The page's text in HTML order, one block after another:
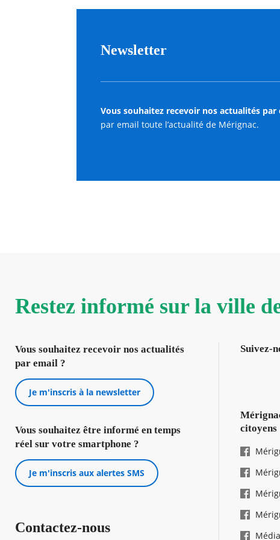
Newsletter
Vous souhaitez recevoir nos actualités par
par email toute l’actualité de Mérignac.
Restez informé sur la ville
Vous souhaitez recevoir nos actualités
par email ?
Je m'inscris à la newsletter
Vous souhaitez être informé en temps
réel sur votre smartphone ?
Je m'inscris aux alertes SMS
Contactez-nous
Suivez-
citoyens